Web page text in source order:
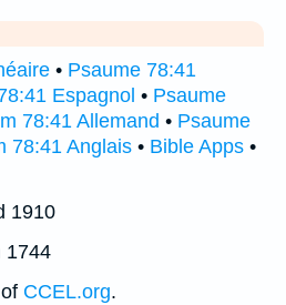
• Psaume 78:41
Espagnol • Psaume
78:41 Allemand • Psaume
78:41 Anglais • Bible Apps •
1910
1744
CCEL.org.